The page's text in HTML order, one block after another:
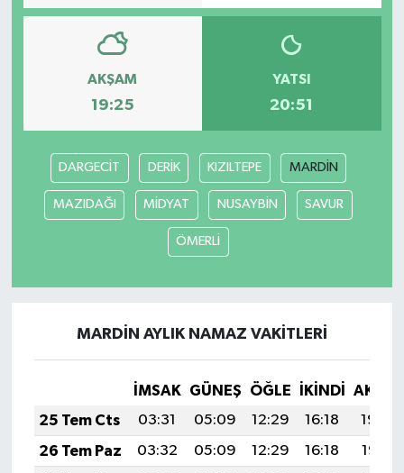
AKŞAM
19:25
YATSI
20:51
DARGECİT DERİK KIZILTEPE MARDİN
MAZIDAĞI MİDYAT NUSAYBİN SAVUR
ÖMERLİ
MARDİN AYLIK NAMAZ VAKITLERI
İMSAK GÜNEŞ ÖĞLE İKINDI
25 Tem Cts
03:31 05:09 12:29 16:18
19:39
26 Tem Paz
03:32 05:09 12:29 16:18
19:38